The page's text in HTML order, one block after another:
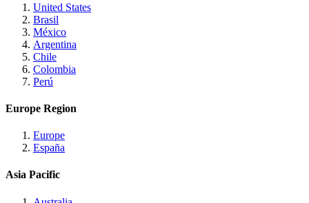
United States
Brasil
México
Argentina
Chile
Colombia
Perú
Europe Region
Europe
España
Asia Pacific